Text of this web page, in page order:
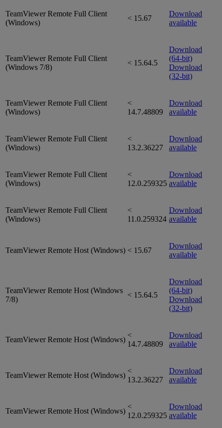
TeamViewer Remote Full Client
(Windows)
< 15.67
Download
available
TeamViewer Remote Full Client
(Windows 7/8)
< 15.64.5
Download
(64-bit)
Download
(32-bit)
TeamViewer Remote Full Client
(Windows)
<
14.7.48809
Download
available
TeamViewer Remote Full Client
(Windows)
<
13.2.36227
Download
available
TeamViewer Remote Full Client
(Windows)
<
12.0.259325
Download
available
TeamViewer Remote Full Client
(Windows)
<
11.0.259324
Download
available
TeamViewer Remote Host (Windows) < 15.67
Download
available
TeamViewer Remote Host (Windows
7/8)
< 15.64.5
Download
(64-bit)
Download
(32-bit)
TeamViewer Remote Host (Windows)
<
14.7.48809
Download
available
TeamViewer Remote Host (Windows)
<
13.2.36227
Download
available
TeamViewer Remote Host (Windows)
<
12.0.259325
Download
available